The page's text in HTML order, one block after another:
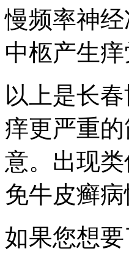
慢频率神
中柩产生
以上是长
痒更严重
意。出现
免牛皮癣
如果您想